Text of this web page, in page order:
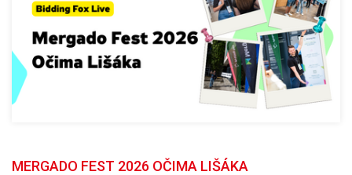
MERGADO FEST 2026 OČIMA LIŠÁKA